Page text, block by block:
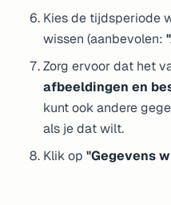
Kies de tijdsperiode
wissen (aanbevolen:
Zorg ervoor dat het
afbeeldingen en
kunt ook andere
als je dat wilt.
Klik op"Gegevens